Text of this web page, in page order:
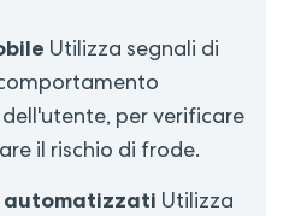
Utilizza segnali di
per verificare
il rischio di frode.
automatizzati Utilizza